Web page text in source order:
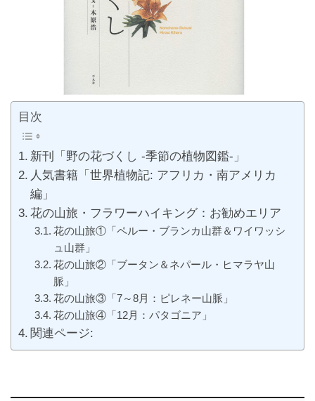
目次
新刊「野の花づくし -季節の植物図鑑-」
人気書籍「世界植物記: アフリカ・南アメリカ
編」
花の山旅・フラワーハイキング：お勧めエリア
花の山旅①「ペルー・ブランカ山群＆ワイワッシ
ュ山群」
花の山旅②「ブータン＆ネパール・ヒマラヤ山
脈」
花の山旅③「7～8月：ピレネー山脈」
花の山旅④「12月：パタゴニア」
関連ページ: